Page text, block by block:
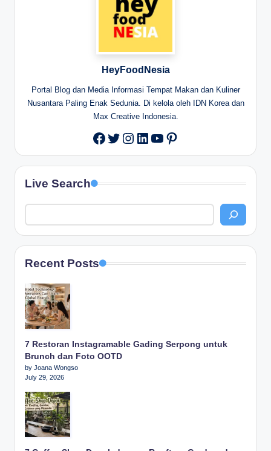
HeyFoodNesia
Portal Blog dan Media Informasi Tempat Makan dan Kuliner
Nusantara Paling Enak Sedunia. Di kelola oleh IDN Korea dan
Max Creative Indonesia.
Facebook
Twitter
Instagram
LinkedIn
YouTube
Pinterest
Live Search
Recent Posts
7 Restoran Instagramable Gading Serpong untuk
Brunch dan Foto OOTD
by Joana Wongso
July 29, 2026